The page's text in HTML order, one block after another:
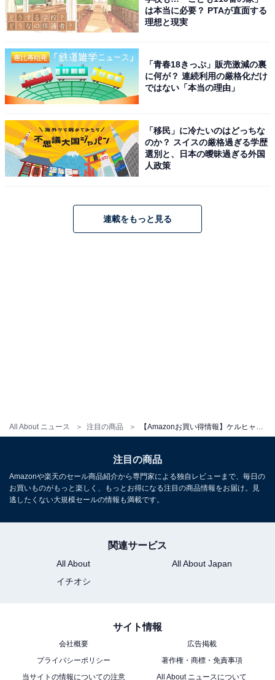
All About ニュース 注目の商品
【Amazonお買い得情報】ハイコーキ「ワーク
ライト」が特別価格で登場中【12月8日】
は本当に必要？ PTAが直面する
理想と現実
「青春18きっぷ」販売激減の裏
に何が？ 連続利用の厳格化だけ
ではない「本当の理由」
「移民」に冷たいのはどっちな
のか？ スイスの厳格過ぎる学歴
選別と、日本の曖昧過ぎる外国
人政策
連載をもっと見る
注目の商品
Amazonや楽天のセール商品紹介から専門家による独自レビューまで、毎日の
お買いものがもっと楽しく、もっとお得になる注目の商品情報をお届け。見
逃したくない大規模セールの情報も満載です。
関連サービス
All About
All About Japan
イチオシ
サイト情報
会社概要
広告掲載
プライバシーポリシー
著作権・商標・免責事項
当サイトの情報についての注意
All About ニュースについて